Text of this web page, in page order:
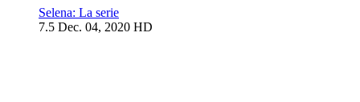
Selena: La serie
7.5 Dec. 04, 2020 HD